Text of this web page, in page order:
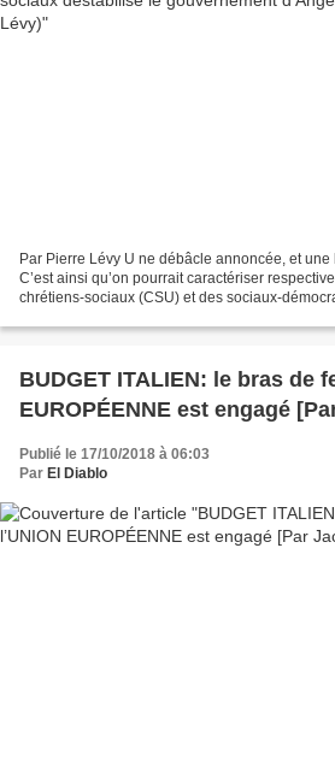
Par Pierre Lévy U ne débâcle annoncée, et
C’est ainsi qu’on pourrait caractériser
chrétiens-sociaux (CSU) et des sociaux-
BUDGET ITALIEN: le bras de
EUROPÉENNE est engagé
Publié le 17/10/2018 à 06:03
Par El Diablo